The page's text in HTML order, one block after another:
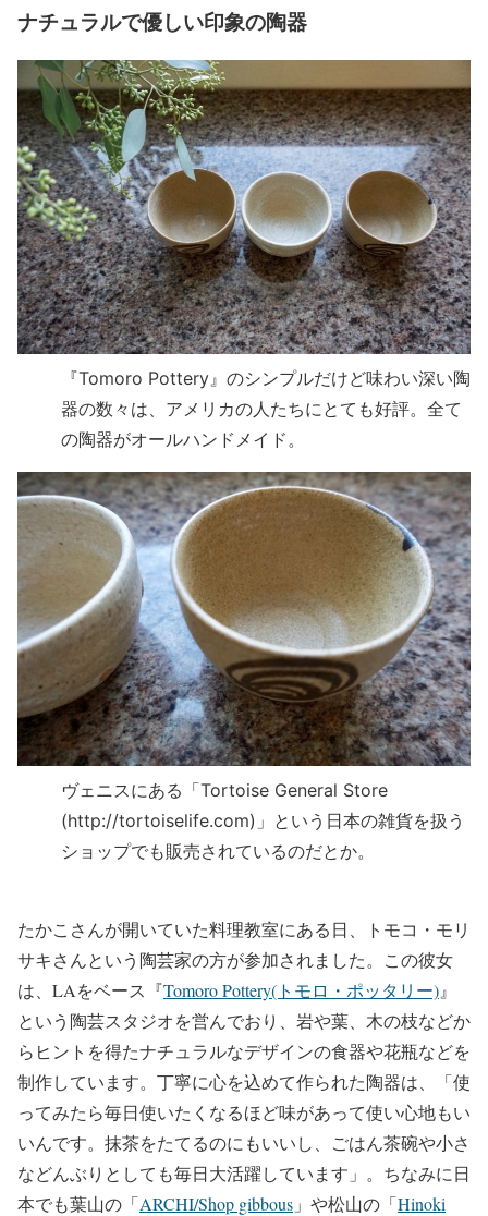
ナチュラルで優しい印象の陶器
『Tomoro Pottery』のシンプルだけど味わい深い陶
器の数々は、アメリカの人たちにとても好評。全て
の陶器がオールハンドメイド。
ヴェニスにある「Tortoise General Store
(http://tortoiselife.com)」という日本の雑貨を扱う
ショップでも販売されているのだとか。
たかこさんが開いていた料理教室にある日、トモコ・モリ
サキさんという陶芸家の方が参加されました。この彼女
は、LAをベース『Tomoro Pottery(トモロ・ポッタリー)』
という陶芸スタジオを営んでおり、岩や葉、木の枝などか
らヒントを得たナチュラルなデザインの食器や花瓶などを
制作しています。丁寧に心を込めて作られた陶器は、「使
ってみたら毎日使いたくなるほど味があって使い心地もい
いんです。抹茶をたてるのにもいいし、ごはん茶碗や小さ
などんぶりとしても毎日大活躍しています」。ちなみに日
本でも葉山の「ARCHI/Shop gibbous 」や松山の「Hinoki